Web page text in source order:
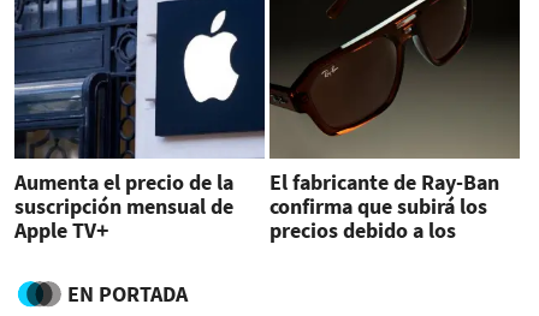
Aumenta el precio de la
suscripción mensual de
Apple TV+
El fabricante de Ray-Ban
confirma que subirá los
precios debido a los
EN PORTADA